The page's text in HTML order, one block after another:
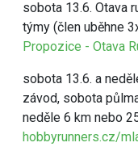
sobota 13.6. Otava
týmy (člen uběhne
Propozice - Otava
sobota 13.6. a
závod, sobota
neděle 6 km nebo
hobbyrunners.cz/